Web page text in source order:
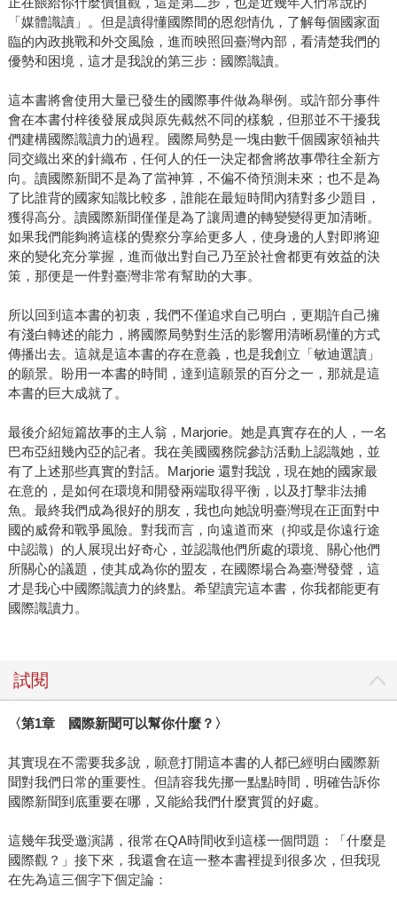
「媒體識讀」。但是讀得懂國際間的恩怨情仇，了解每個國家面
臨的內政挑戰和外交風險，進而映照回臺灣內部，看清楚我們的
優勢和困境，這才是我說的第三步：國際識讀。
這本書將會使用大量已發生的國際事件做為舉例。或許部分事件
會在本書付梓後發展成與原先截然不同的樣貌，但那並不干擾我
們建構國際識讀力的過程。國際局勢是一塊由數千個國家領袖共
同交織出來的針織布，任何人的任一決定都會將故事帶往全新方
向。讀國際新聞不是為了當神算，不偏不倚預測未來；也不是為
了比誰背的國家知識比較多，誰能在最短時間內猜對多少題目，
獲得高分。讀國際新聞僅僅是為了讓周遭的轉變變得更加清晰。
如果我們能夠將這樣的覺察分享給更多人，使身邊的人對即將迎
來的變化充分掌握，進而做出對自己乃至於社會都更有效益的決
策，那便是一件對臺灣非常有幫助的大事。
所以回到這本書的初衷，我們不僅追求自己明白，更期許自己擁
有淺白轉述的能力，將國際局勢對生活的影響用清晰易懂的方式
傳播出去。這就是這本書的存在意義，也是我創立「敏迪選讀」
的願景。盼用一本書的時間，達到這願景的百分之一，那就是這
本書的巨大成就了。
最後介紹短篇故事的主人翁，Marjorie。她是真實存在的人，一名
巴布亞紐幾內亞的記者。我在美國國務院參訪活動上認識她，並
有了上述那些真實的對話。Marjorie 還對我說，現在她的國家最
在意的，是如何在環境和開發兩端取得平衡，以及打擊非法捕
魚。最終我們成為很好的朋友，我也向她說明臺灣現在正面對中
國的威脅和戰爭風險。對我而言，向遠道而來（抑或是你遠行途
中認識）的人展現出好奇心，並認識他們所處的環境、關心他們
所關心的議題，使其成為你的盟友，在國際場合為臺灣發聲，這
才是我心中國際識讀力的終點。希望讀完這本書，你我都能更有
國際識讀力。
試閱
〈第1章 國際新聞可以幫你什麼？〉
其實現在不需要我多說，願意打開這本書的人都已經明白國際新
聞對我們日常的重要性。但請容我先挪一點點時間，明確告訴你
國際新聞到底重要在哪，又能給我們什麼實質的好處。
這幾年我受邀演講，很常在QA時間收到這樣一個問題：「什麼是
國際觀？」接下來，我還會在這一整本書裡提到很多次，但我現
在先為這三個字下個定論：